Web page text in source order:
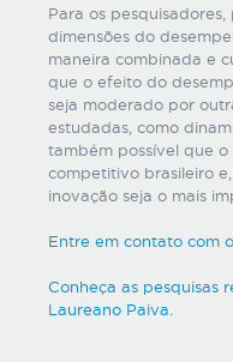
Para os
dimensões do
maneira combinada e
que o efeito do
seja moderado por
estudadas, como
também possível que
competitivo brasileiro
inovação seja o mais
Entre em contato com
Conheça as pesquisas
Laureano Paiva.